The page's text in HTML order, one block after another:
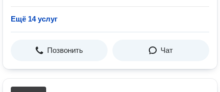
Ещё 14 услуг
Позвонить Чат